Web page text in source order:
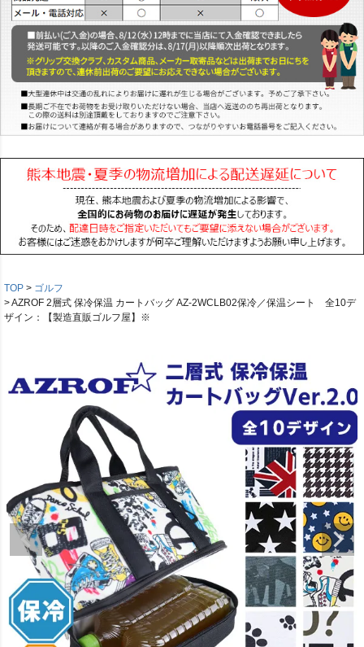
TOP
ゴルフ
AZROF 2層式 保冷保温 カートバッグ AZ-2WCLB02保冷／保温シート 全10デ
ザイン：【製造直販ゴルフ屋】※